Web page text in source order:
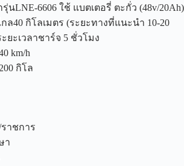
นLNE-6606 ใช้ แบตเตอรี่ ตะกั่ว (48v/20Ah)
ล40 กิโลเมตร (ระยะทางที่แนะนำ 10-20
ยะเวลาชาร์จ 5 ชั่วโมง
km/h
กิโล
าชการ
า